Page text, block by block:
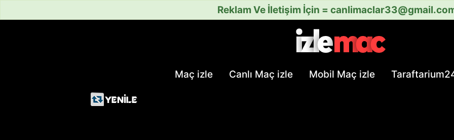
Reklam Ve İletişim İçin =
Maç izle Canlı Maç izle Mobil Maç izle